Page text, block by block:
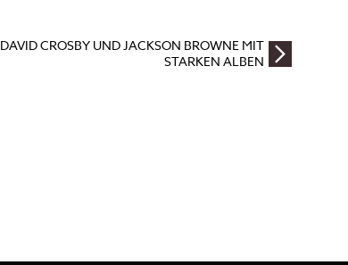
DAVID CROSBY UND JACKSON BROWNE MIT
STARKEN ALBEN